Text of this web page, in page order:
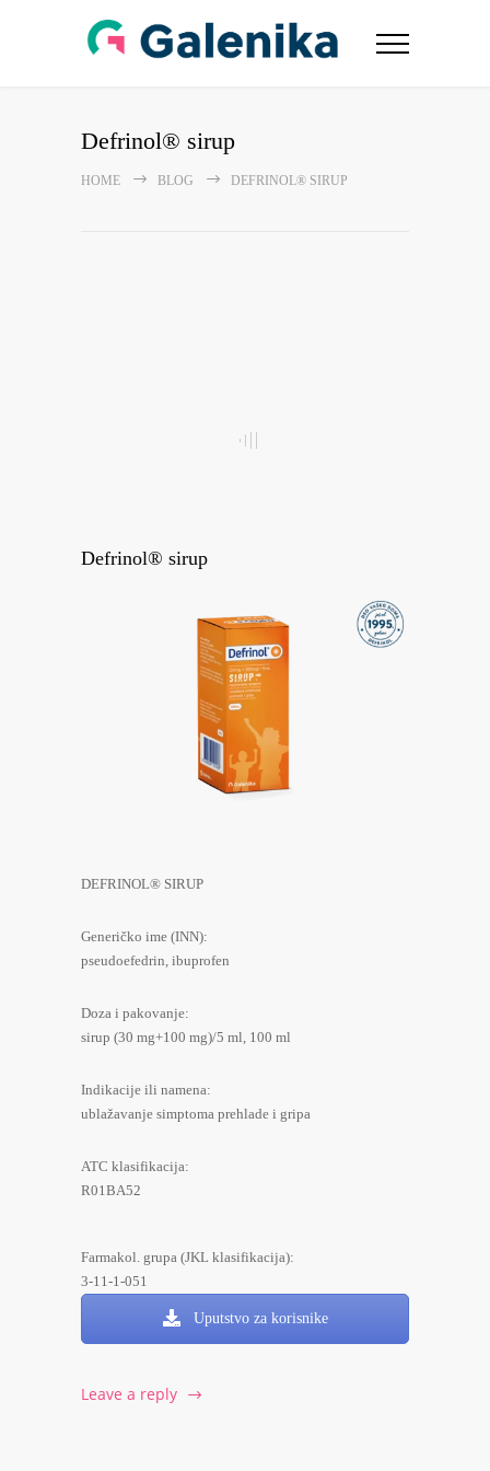
Defrinol® sirup
HOME BLOG DEFRINOL® SIRUP
Defrinol® sirup
DEFRINOL® SIRUP
Generičko ime (INN):
pseudoefedrin, ibuprofen
Doza i pakovanje:
sirup (30 mg+100 mg)/5 ml, 100 ml
Indikacije ili namena:
ublažavanje simptoma prehlade i gripa
ATC klasifikacija:
R01BA52
Farmakol. grupa (JKL klasifikacija):
3-11-1-051
Uputstvo za korisnike
Leave a reply